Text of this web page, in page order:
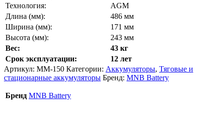
Технология:
AGM
Длина (мм):
486 мм
Ширина (мм):
171 мм
Высота (мм):
243 мм
Вес:
43 кг
Срок эксплуатации:
12 лет
Артикул: MM-150 Категории: Аккумуляторы, Тяговые и
стационарные аккумуляторы Бренд: MNB Battery
Бренд MNB Battery